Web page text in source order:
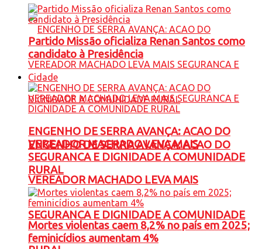
ENGENHO DE SERRA AVANÇA: ACAO DO
VEREADOR MACHADO LEVA MAIS
SEGURANCA E DIGNIDADE A COMUNIDADE
Partido Missão oficializa Renan Santos como
candidato à Presidência
Cidade
ENGENHO DE SERRA AVANÇA: ACAO DO
VEREADOR MACHADO LEVA MAIS
SEGURANCA E DIGNIDADE A COMUNIDADE
RURAL
Mortes violentas caem 8,2% no país em 2025;
feminicídios aumentam 4%